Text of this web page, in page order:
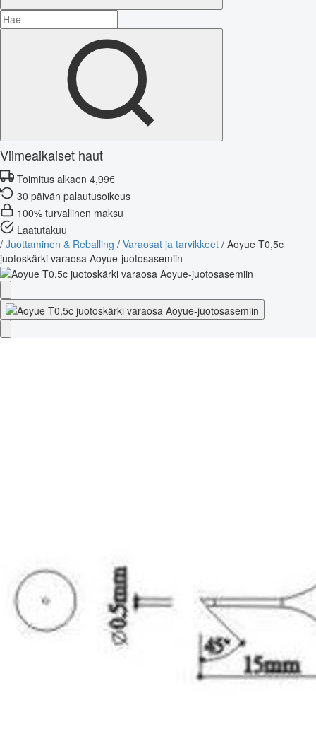
Viimeaikaiset haut
Toimitus alkaen 4,99€
30 päivän palautusoikeus
100% turvallinen maksu
Laatutakuu
/ Juottaminen & Reballing / Varaosat ja tarvikkeet / Aoyue T0,5c
juotoskärki varaosa Aoyue-juotosasemiin